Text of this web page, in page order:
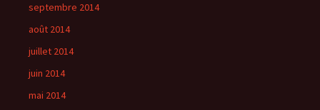
septembre 2014
août 2014
juillet 2014
juin 2014
mai 2014